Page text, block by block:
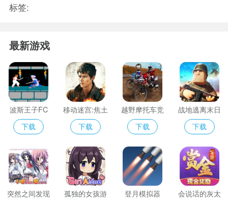
标签:
最新游戏
波斯王子FC
版
下载
移动迷宫:焦土
试炼最新版
下载
越野摩托车竞
赛
下载
战地逃离末日
岛
下载
突然之间发现
孤独的女孩游
登月模拟器
会说话的灰太